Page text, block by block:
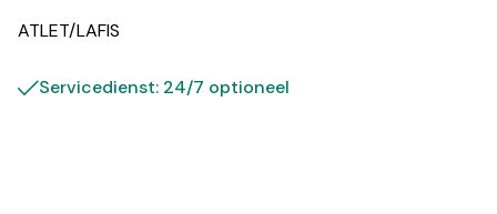
ATLET/LAFIS
Servicedienst: 24/7 optioneel